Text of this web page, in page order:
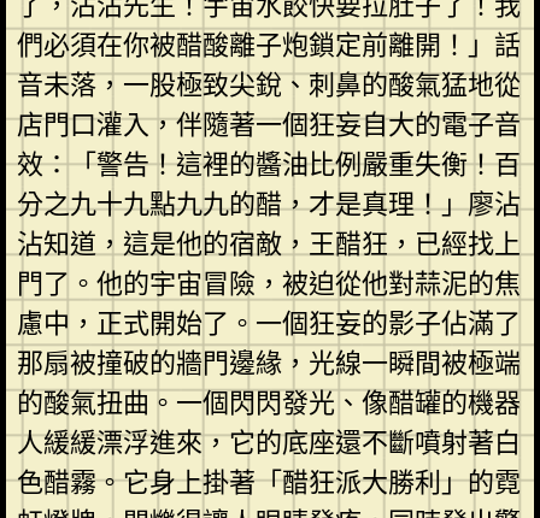
們必須在你被醋酸離子炮鎖定前離開！」話
音未落，一股極致尖銳、刺鼻的酸氣猛地從
店門口灌入，伴隨著一個狂妄自大的電子音
效：「警告！這裡的醬油比例嚴重失衡！百
分之九十九點九九的醋，才是真理！」廖沾
沾知道，這是他的宿敵，王醋狂，已經找上
門了。他的宇宙冒險，被迫從他對蒜泥的焦
慮中，正式開始了。一個狂妄的影子佔滿了
那扇被撞破的牆門邊緣，光線一瞬間被極端
的酸氣扭曲。一個閃閃發光、像醋罐的機器
人緩緩漂浮進來，它的底座還不斷噴射著白
色醋霧。它身上掛著「醋狂派大勝利」的霓